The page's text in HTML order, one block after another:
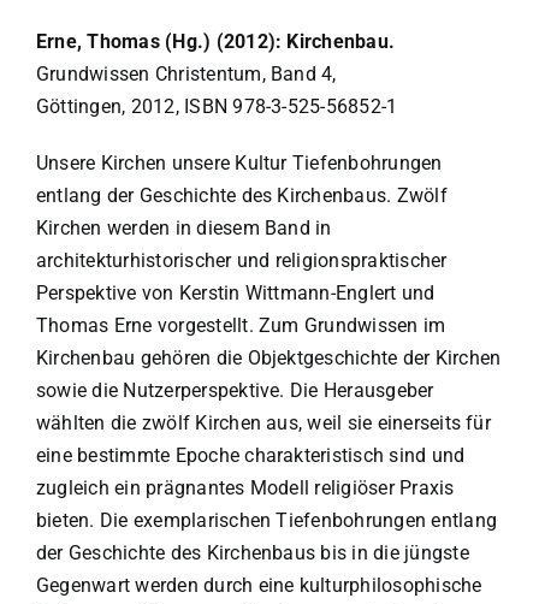
Erne, Thomas (Hg.) (2012): Kirchenbau.
Grundwissen Christentum, Band 4,
Göttingen, 2012, ISBN 978-3-525-56852-1
Unsere Kirchen unsere Kultur Tiefenbohrungen
entlang der Geschichte des Kirchenbaus. Zwölf
Kirchen werden in diesem Band in
architekturhistorischer und religionspraktischer
Perspektive von Kerstin Wittmann-Englert und
Thomas Erne vorgestellt. Zum Grundwissen im
Kirchenbau gehören die Objektgeschichte der Kirchen
sowie die Nutzerperspektive. Die Herausgeber
wählten die zwölf Kirchen aus, weil sie einerseits für
eine bestimmte Epoche charakteristisch sind und
zugleich ein prägnantes Modell religiöser Praxis
bieten. Die exemplarischen Tiefenbohrungen entlang
der Geschichte des Kirchenbaus bis in die jüngste
Gegenwart werden durch eine kulturphilosophische